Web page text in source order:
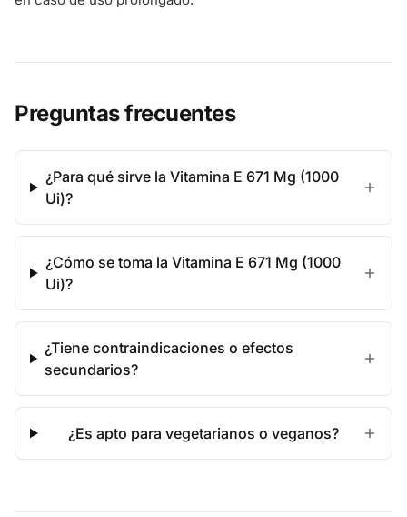
Preguntas frecuentes
¿Para qué sirve la Vitamina E 671 Mg (1000
Ui)?
¿Cómo se toma la Vitamina E 671 Mg (1000
Ui)?
¿Tiene contraindicaciones o efectos
secundarios?
¿Es apto para vegetarianos o veganos?